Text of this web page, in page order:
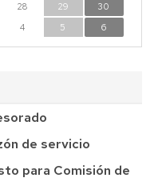
28 29
30
4 5 6
de servicio
para Comisión de